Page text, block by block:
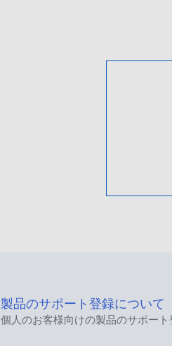
製品のサポート登録について
個人のお客様向けの製品のサポート